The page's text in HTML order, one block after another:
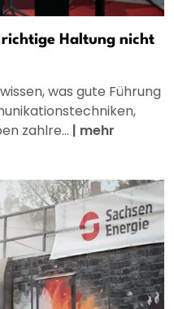
Haltung nicht
was gute Führung
zahlre... | mehr